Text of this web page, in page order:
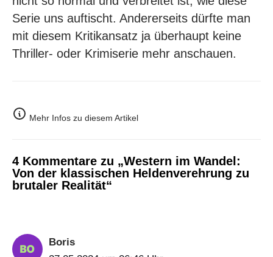
Serie uns auftischt. Andererseits dürfte man
mit diesem Kritikansatz ja überhaupt keine
Thriller- oder Krimiserie mehr anschauen.
Mehr Infos zu diesem Artikel
4 Kommentare zu „Western im Wandel:
Von der klassischen Heldenverehrung zu
brutaler Realität“
Boris